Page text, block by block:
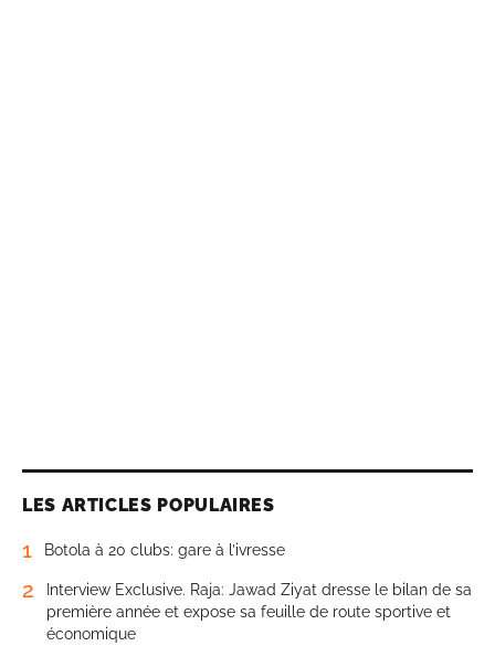
LES ARTICLES POPULAIRES
1 Botola à 20 clubs: gare à l’ivresse
2
Interview Exclusive. Raja: Jawad Ziyat dresse le bilan de sa
première année et expose sa feuille de route sportive et
économique